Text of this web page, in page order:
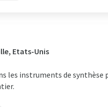
Etats-Unis
les instruments de synthèse